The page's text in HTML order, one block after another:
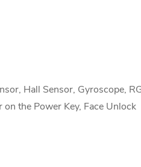
Hall Sensor, Gyroscope,
the Power Key, Face Unlock